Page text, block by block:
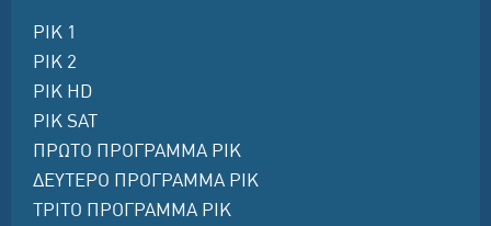
ΡΙΚ 1
ΡΙΚ 2
ΡΙΚ HD
ΡΙΚ SAT
ΠΡΩΤΟ ΠΡΟΓΡΑΜΜΑ ΡΙΚ
ΔΕΥΤΕΡΟ ΠΡΟΓΡΑΜΜΑ ΡΙΚ
ΤΡΙΤΟ ΠΡΟΓΡΑΜΜΑ ΡΙΚ